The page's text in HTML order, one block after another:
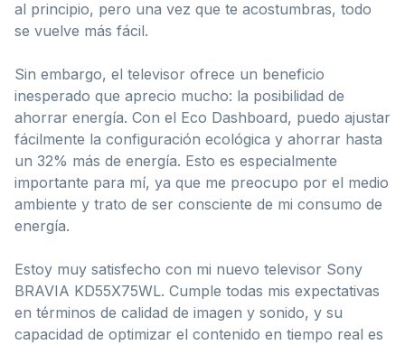
al principio, pero una vez que te acostumbras, todo
se vuelve más fácil.
Sin embargo, el televisor ofrece un beneficio
inesperado que aprecio mucho: la posibilidad de
ahorrar energía. Con el Eco Dashboard, puedo ajustar
fácilmente la configuración ecológica y ahorrar hasta
un 32% más de energía. Esto es especialmente
importante para mí, ya que me preocupo por el medio
ambiente y trato de ser consciente de mi consumo de
energía.
Estoy muy satisfecho con mi nuevo televisor Sony
BRAVIA KD55X75WL. Cumple todas mis expectativas
en términos de calidad de imagen y sonido, y su
capacidad de optimizar el contenido en tiempo real es